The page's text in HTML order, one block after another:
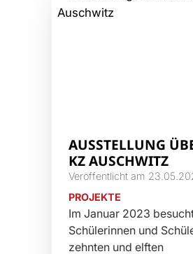
AUSSTELLUNG
KZ AUSCHWITZ
Veröffentlicht am
PROJEKTE
Im Januar 2023
Schülerinnen und
zehnten und elften